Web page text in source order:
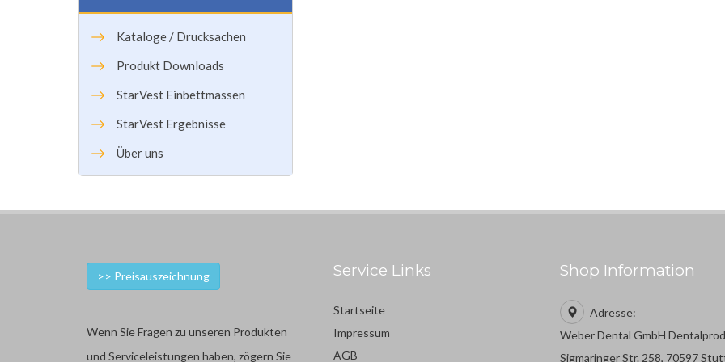
Kataloge / Drucksachen
Produkt Downloads
StarVest Einbettmassen
StarVest Ergebnisse
Über uns
>> Preisauszeichnung
Wenn Sie Fragen zu unseren Produkten
und Serviceleistungen haben, zögern Sie
Service Links
Startseite
Impressum
AGB
Shop Information
Adresse:
Weber Dental GmbH
Sigmaringer Str. 258, 70597